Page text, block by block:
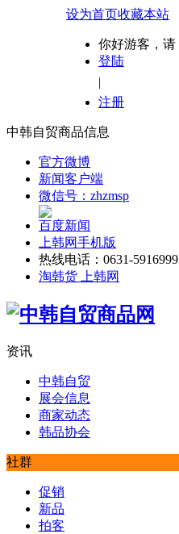
设为首页收藏本站
你好游客，请
登陆
|
注册
中韩自贸商品信息
官方微博
新闻客户端
微信号：zhzmsp
百度新闻
上韩网手机版
热线电话：0631-5916999
淘韩货 上韩网
资讯
中韩自贸
展会信息
商家动态
韩品协会
社群
促销
新品
拍客